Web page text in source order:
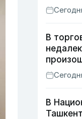
В
(видео)
В